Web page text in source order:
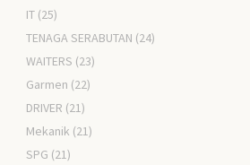
IT (25)
TENAGA SERABUTAN (24)
WAITERS (23)
Garmen (22)
DRIVER (21)
Mekanik (21)
SPG (21)